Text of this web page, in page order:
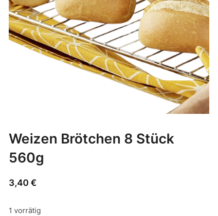
Weizen Brötchen 8 Stück
560g
3,40 €
1 vorrätig